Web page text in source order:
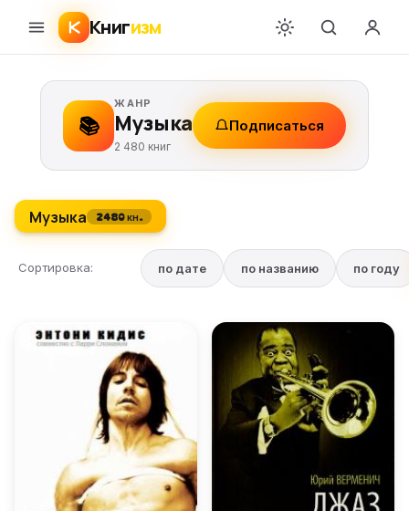
Книгизм
📚
ЖАНР
Музыка
2 480 книг
Подписаться
Музыка 2480 кн.
Сортировка: по дате по названию по году